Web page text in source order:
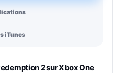
iTunes
2 sur Xbox One